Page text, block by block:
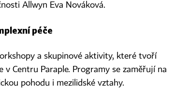
Allwyn Eva Nováková.
péče
a skupinové aktivity, které tvoří
v Centru Paraple. Programy se zaměřují na
pohodu i mezilidské vztahy.